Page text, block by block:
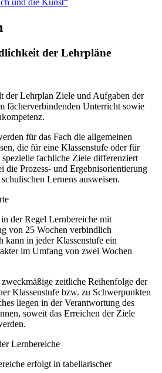
der Lehrpläne
der Lehrplan Ziele und Aufgaben der
fächerverbindenden Unterricht sowie
für das Fach die allgemeinen
die für eine Klassenstufe oder für
spezielle fachliche Ziele differenziert
die Prozess- und Ergebnisorientierung
Lernens ausweisen.
der Regel Lernbereiche mit
von 25 Wochen verbindlich
kann in jeder Klassenstufe ein
im Umfang von zwei Wochen
zeitliche Reihenfolge der
Klassenstufe bzw. zu Schwerpunkten
liegen in der Verantwortung des
soweit das Erreichen der Ziele
Lernbereiche
erfolgt in tabellarischer